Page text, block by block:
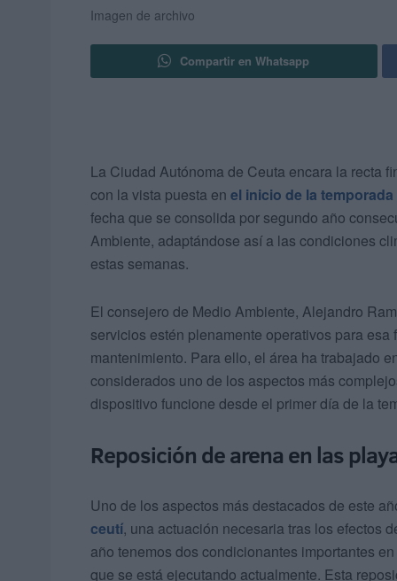
Imagen de archivo
Compartir en Whatsapp
La Ciudad Autónoma de Ceuta encara la recta
con la vista puesta en el inicio de la
fecha que se consolida por segundo año
Ambiente, adaptándose así a las condiciones
estas semanas.
El consejero de Medio Ambiente, Alejandro
servicios estén plenamente operativos para
mantenimiento. Para ello, el área ha trabajado
considerados uno de los aspectos más
dispositivo funcione desde el primer día de la
Reposición de arena en las
Uno de los aspectos más destacados de este
ceutí, una actuación necesaria tras los efectos
año tenemos dos condicionantes importantes
que se está ejecutando actualmente. Esta